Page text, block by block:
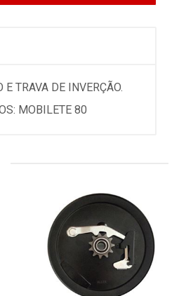
TRAVA DE INVERÇÃO.
MOBILETE 80